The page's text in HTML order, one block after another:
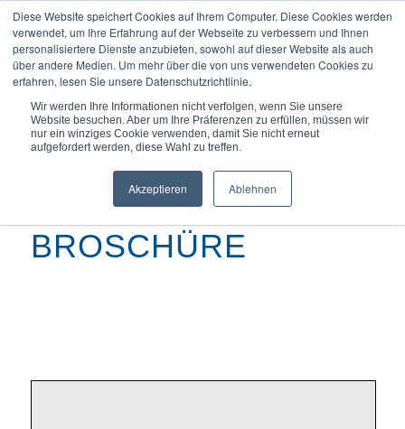
Diese Website speichert Cookies auf Ihrem Computer. Diese Cookies werden
verwendet, um Ihre Erfahrung auf der Webseite zu verbessern und Ihnen
personalisiertere Dienste anzubieten, sowohl auf dieser Website als auch
über andere Medien. Um mehr über die von uns verwendeten Cookies zu
erfahren, lesen Sie unsere Datenschutzrichtlinie.
Wir werden Ihre Informationen nicht verfolgen, wenn Sie unsere
Website besuchen. Aber um Ihre Präferenzen zu erfüllen, müssen wir
nur ein winziges Cookie verwenden, damit Sie nicht erneut
aufgefordert werden, diese Wahl zu treffen.
Akzeptieren Ablehnen
Du bist hier: Startseite / UHP- und UHV-Broschüre
UHP- UND UHV-
BROSCHÜRE